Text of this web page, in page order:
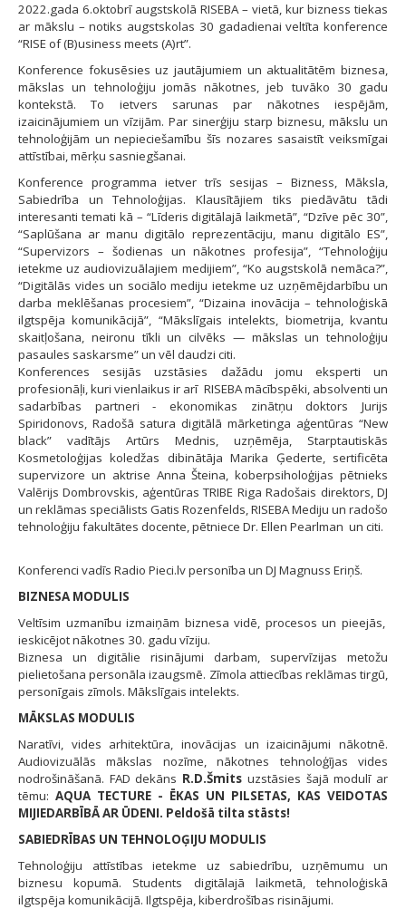
2022.gada 6.oktobrī augstskolā RISEBA – vietā, kur bizness tiekas
ar mākslu – notiks augstskolas 30 gadadienai veltīta konference
“RISE of (B)usiness meets (A)rt”.
Konference fokusēsies uz jautājumiem un aktualitātēm biznesa,
mākslas un tehnoloģiju jomās nākotnes, jeb tuvāko 30 gadu
kontekstā. To ietvers sarunas par nākotnes iespējām,
izaicinājumiem un vīzijām. Par sinerģiju starp biznesu, mākslu un
tehnoloģijām un nepieciešamību šīs nozares sasaistīt veiksmīgai
attīstībai, mērķu sasniegšanai.
Konference programma ietver trīs sesijas – Bizness, Māksla,
Sabiedrība un Tehnoloģijas. Klausītājiem tiks piedāvātu tādi
interesanti temati kā – “Līderis digitālajā laikmetā”, “Dzīve pēc 30”,
“Saplūšana ar manu digitālo reprezentāciju, manu digitālo ES”,
“Supervizors – šodienas un nākotnes profesija”, “Tehnoloģiju
ietekme uz audiovizuālajiem medijiem”, “Ko augstskolā nemāca?”,
“Digitālās vides un sociālo mediju ietekme uz uzņēmējdarbību un
darba meklēšanas procesiem”, “Dizaina inovācija – tehnoloģiskā
ilgtspēja komunikācijā”, “Mākslīgais intelekts, biometrija, kvantu
skaitļošana, neironu tīkli un cilvēks — mākslas un tehnoloģiju
pasaules saskarsme” un vēl daudzi citi.
Konferences sesijās uzstāsies dažādu jomu eksperti un
profesionāļi, kuri vienlaikus ir arī RISEBA mācībspēki, absolventi un
sadarbības partneri - ekonomikas zinātņu doktors Jurijs
Spiridonovs, Radošā satura digitālā mārketinga aģentūras “New
black” vadītājs Artūrs Mednis, uzņēmēja, Starptautiskās
Kosmetoloģijas koledžas dibinātāja Marika Ģederte, sertificēta
supervizore un aktrise Anna Šteina, koberpsiholoģijas pētnieks
Valērijs Dombrovskis, aģentūras TRIBE Riga Radošais direktors, DJ
un reklāmas speciālists Gatis Rozenfelds, RISEBA Mediju un radošo
tehnoloģiju fakultātes docente, pētniece Dr. Ellen Pearlman un citi.
Konferenci vadīs Radio Pieci.lv personība un DJ Magnuss Eriņš.
BIZNESA MODULIS
Veltīsim uzmanību izmaiņām biznesa vidē, procesos un pieejās,
ieskicējot nākotnes 30. gadu vīziju.
Biznesa un digitālie risinājumi darbam, supervīzijas metožu
pielietošana personāla izaugsmē. Zīmola attiecības reklāmas tirgū,
personīgais zīmols. Mākslīgais intelekts.
MĀKSLAS MODULIS
Naratīvi, vides arhitektūra, inovācijas un izaicinājumi nākotnē.
Audiovizuālās mākslas nozīme, nākotnes tehnoloģījas vides
nodrošināšanā. FAD dekāns R.D.Šmits uzstāsies šajā modulī ar
tēmu: AQUA TECTURE - ĒKAS UN PILSETAS, KAS VEIDOTAS
MIJIEDARBĪBĀ AR ŪDENI. Peldošā tilta stāsts!
SABIEDRĪBAS UN TEHNOLOĢIJU MODULIS
Tehnoloģiju attīstības ietekme uz sabiedrību, uzņēmumu un
biznesu kopumā. Students digitālajā laikmetā, tehnoloģiskā
ilgtspēja komunikācijā. Ilgtspēja, kiberdrošības risinājumi.